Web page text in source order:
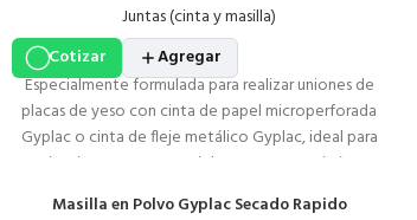
Juntas (cinta y masilla)
Cotizar
Agregar
Especialmente formulada para realizar uniones de
placas de yeso con cinta de papel microperforada
Gyplac o cinta de fleje metálico Gyplac, ideal para
terminaciones en muros, cielos rasos, revestimientos
Masilla en Polvo Gyplac Secado Rapido